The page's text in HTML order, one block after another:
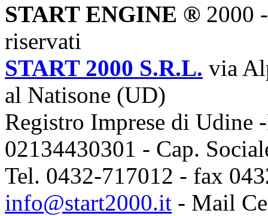
START ENGINE ® 2000
riservati
START 2000 S.R.L. via
al Natisone (UD)
Registro Imprese di Udine
02134430301 - Cap.
Tel. 0432-717012 - fax
info@start2000.it - Mail